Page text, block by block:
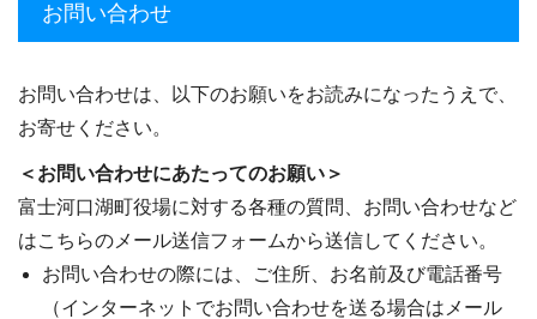
お問い合わせ
お問い合わせは、以下のお願いをお読みになったうえで、
お寄せください。
＜お問い合わせにあたってのお願い＞
富士河口湖町役場に対する各種の質問、お問い合わせなど
はこちらのメール送信フォームから送信してください。
お問い合わせの際には、ご住所、お名前及び電話番号
（インターネットでお問い合わせを送る場合はメール